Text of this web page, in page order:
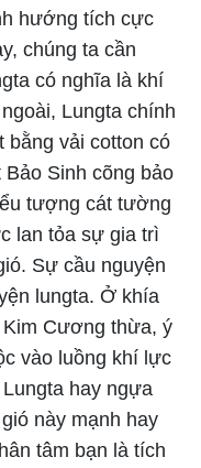
hướng tích cực
chúng ta cần
có nghĩa là khí
Lungta chính
bằng vải cotton có
Sinh cõng bảo
tượng cát tường
lan tỏa sự gia trì
Sự cầu nguyện
lungta. Ở khía
Kim Cương thừa, ý
vào luồng khí lực
hay ngựa
này mạnh hay
tâm bạn là tích